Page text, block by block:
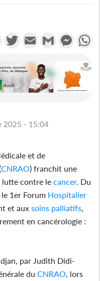
FacebookTwitterEmail Gmail
2025 - 15:04
et de
CNRAO) franchit une
lutte contre le cancer. Du
1er Forum Hospitalier
et aux soins palliatifs,
en cancérologie :
par Judith Didi-
duCNRAO, lors